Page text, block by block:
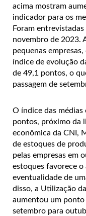
acima mostram
indicador para os
Foram
novembro de 2023.
pequenas
índice de evolução
de 49,1 pontos, o
passagem de
O índice das médias
pontos, próximo da
econômica da CNI,
de estoques de
pelas empresas em
estoques favorece
eventualidade de
disso, a Utilização
aumentou um ponto
setembro para